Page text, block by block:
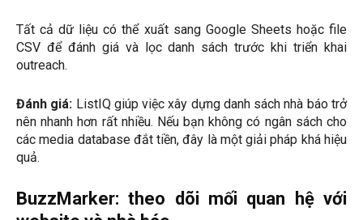
Tất cả dữ liệu có thể xuất sang Google Sheets hoặc file
CSV để đánh giá và lọc danh sách trước khi triển khai
outreach.
Đánh giá: ListIQ giúp việc xây dựng danh sách nhà báo trở
nên nhanh hơn rất nhiều. Nếu bạn không có ngân sách cho
các media database đắt tiền, đây là một giải pháp khá hiệu
quả.
BuzzMarker: theo dõi mối quan hệ với